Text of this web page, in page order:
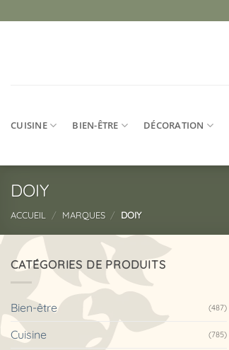
au
CUISINE BIEN-ÊTRE DÉCORATION
DOIY
ACCUEIL / MARQUES / DOIY
CATÉGORIES DE PRODUITS
Bien-être (487)
Cuisine (785)